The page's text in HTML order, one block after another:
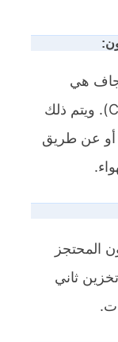
هي
احتجاز غاز ثاني أكسيد الكربون (CO2). ويتم ذلك
أو عن طريق
المحتجز
ثاني